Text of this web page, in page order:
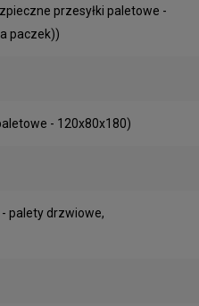
przesyłki paletowe -
paczek))
- 120x80x180)
palety drzwiowe,